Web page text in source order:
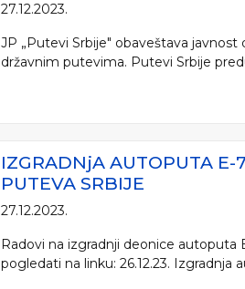
27.12.2023.
JP „Putevi Srbije" obaveštava
državnim putevima. Putevi Srbije
IZGRADNjA AUTOPUTA E-
PUTEVA SRBIJE
27.12.2023.
Radovi na izgradnji deonice autoputa
pogledati na linku: 26.12.23. Izgradnja